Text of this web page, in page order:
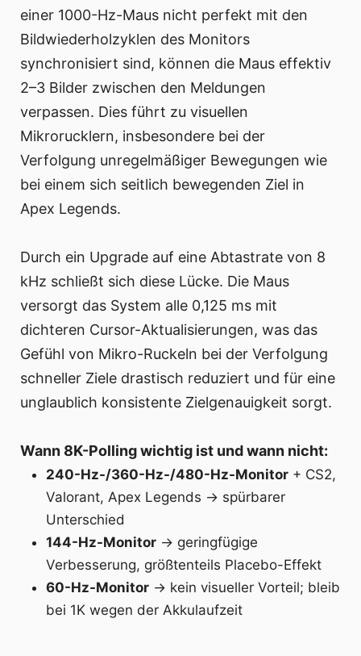
einer 1000-Hz-Maus nicht perfekt mit den
Bildwiederholzyklen des Monitors
synchronisiert sind, können die Maus effektiv
2–3 Bilder zwischen den Meldungen
verpassen. Dies führt zu visuellen
Mikrorucklern, insbesondere bei der
Verfolgung unregelmäßiger Bewegungen wie
bei einem sich seitlich bewegenden Ziel in
Apex Legends.
Durch ein Upgrade auf eine Abtastrate von 8
kHz schließt sich diese Lücke. Die Maus
versorgt das System alle 0,125 ms mit
dichteren Cursor-Aktualisierungen, was das
Gefühl von Mikro-Ruckeln bei der Verfolgung
schneller Ziele drastisch reduziert und für eine
unglaublich konsistente Zielgenauigkeit sorgt.
Wann 8K-Polling wichtig ist und wann nicht:
240-Hz-/360-Hz-/480-Hz-Monitor + CS2,
Valorant, Apex Legends → spürbarer
Unterschied
144-Hz-Monitor → geringfügige
Verbesserung, größtenteils Placebo-Effekt
60-Hz-Monitor → kein visueller Vorteil; bleib
bei 1K wegen der Akkulaufzeit